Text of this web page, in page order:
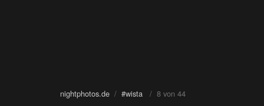
nightphotos.de/ #wista/ 8 von 44